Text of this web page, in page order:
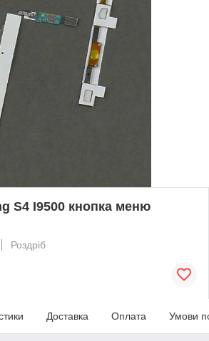
S4 I9500 кнопка меню
Роздріб
Доставка Оплата Умови